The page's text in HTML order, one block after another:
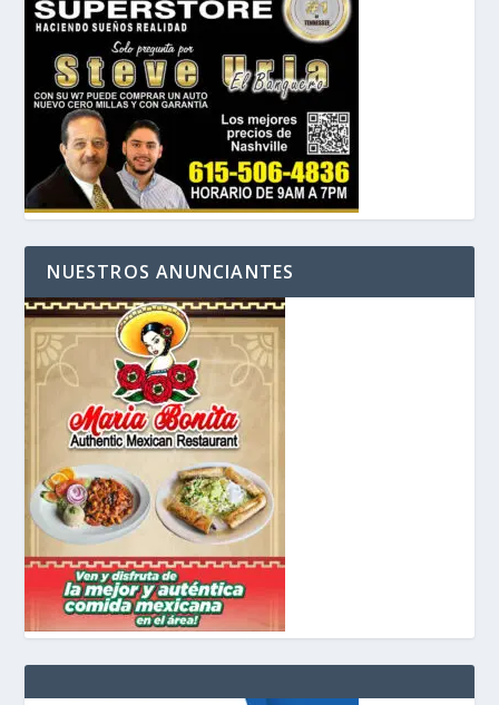
NUESTROS ANUNCIANTES